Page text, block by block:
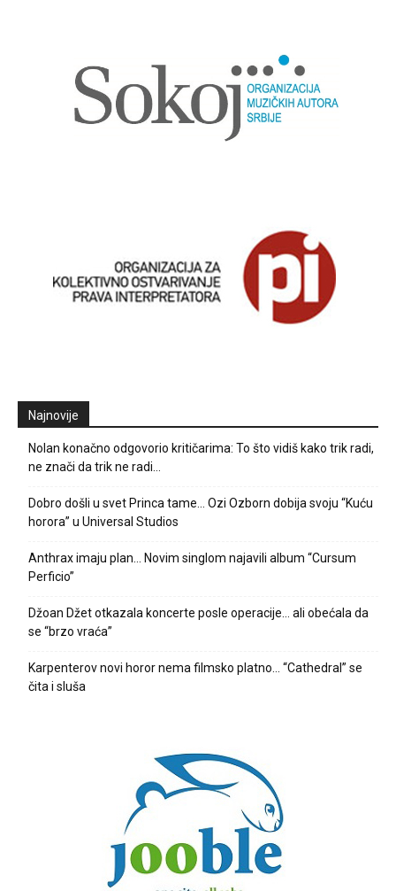
Najnovije
Nolan konačno odgovorio kritičarima: To što vidiš kako trik radi,
ne znači da trik ne radi…
Dobro došli u svet Princa tame… Ozi Ozborn dobija svoju “Kuću
horora” u Universal Studios
Anthrax imaju plan… Novim singlom najavili album “Cursum
Perficio”
Džoan Džet otkazala koncerte posle operacije… ali obećala da
se “brzo vraća”
Karpenterov novi horor nema filmsko platno… “Cathedral” se
čita i sluša